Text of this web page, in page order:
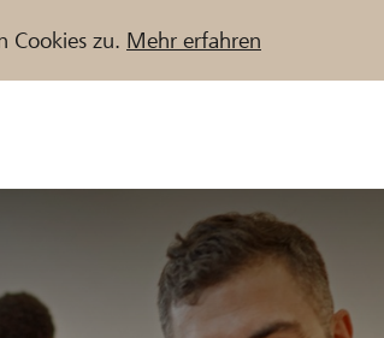
Cookies zu. Mehr erfahren
Anmelden